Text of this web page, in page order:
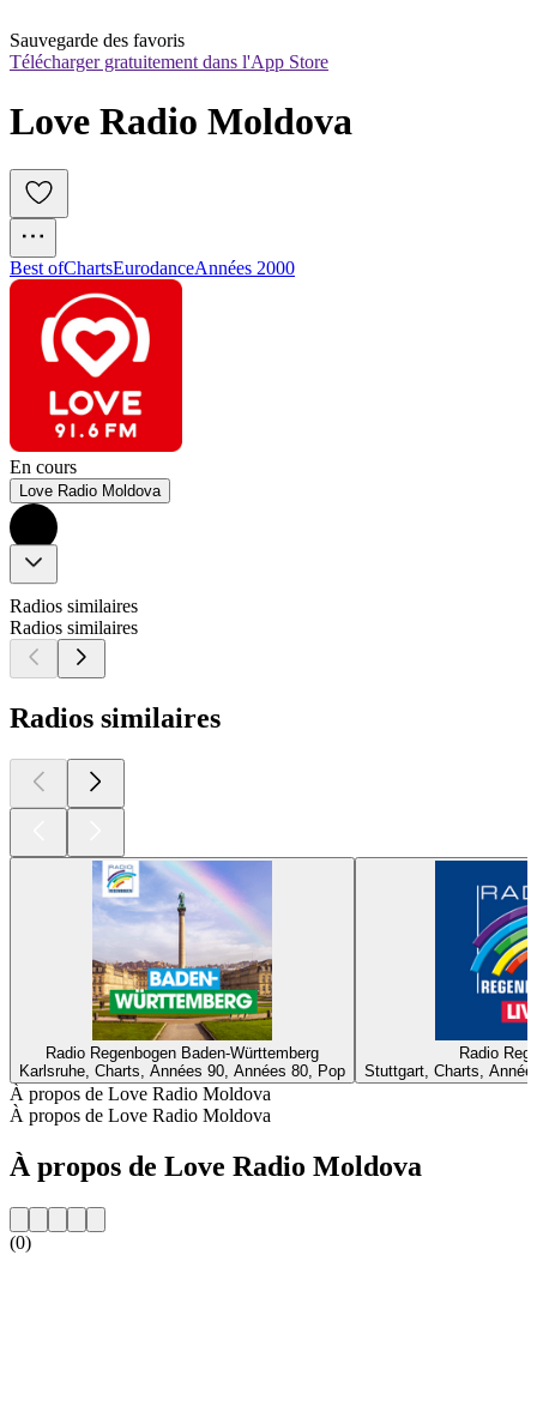
Sauvegarde des favoris
Télécharger gratuitement dans l'App Store
Love Radio Moldova
Best ofChartsEurodanceAnnées 2000
En cours
Love Radio Moldova
Radios similaires
Radios similaires
Radios similaires
Radio Regenbogen Baden-Württemberg
Karlsruhe, Charts, Années 90, Années 80, Pop
Radio
Stuttgart, Charts,
À propos de Love Radio Moldova
À propos de Love Radio Moldova
À propos de Love Radio Moldova
(0)